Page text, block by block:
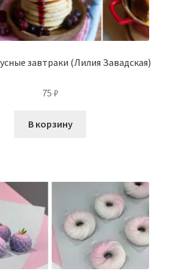
завтраки (Лилия Завадская)
75 ₽
В корзину